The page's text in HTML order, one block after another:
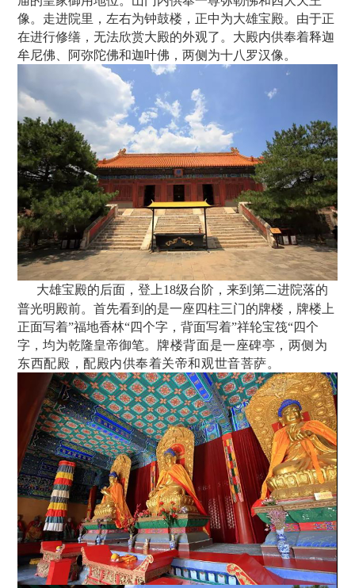
像。走进院里，左右为钟鼓楼，正中为大雄宝殿。由于正
在进行修缮，无法欣赏大殿的外观了。大殿内供奉着释迦
牟尼佛、阿弥陀佛和迦叶佛，两侧为十八罗汉像。
大雄宝殿的后面，登上18级台阶，来到第二进院落的
普光明殿前。首先看到的是一座四柱三门的牌楼，牌楼上
正面写着”福地香林“四个字，背面写着”祥轮宝筏“四个
字，均为乾隆皇帝御笔。 牌楼背面是一座碑亭，两侧为
东西配殿，配殿内供奉着关帝和观世音菩萨。